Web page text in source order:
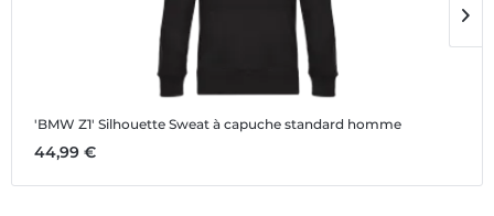
'BMW Z1' Silhouette Sweat à capuche standard homme
44,99 €